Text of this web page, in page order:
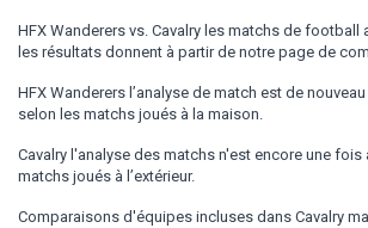
HFX Wanderers vs. Cavalry les matchs de football
les résultats donnent à partir de notre page de
HFX Wanderers l’analyse de match est de
selon les matchs joués à la maison.
Cavalry l'analyse des matchs n'est encore une fois
matchs joués à l’extérieur.
Comparaisons d'équipes incluses dans Cavalry